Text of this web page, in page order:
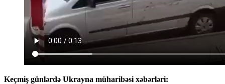
Keçmiş günlərdə Ukrayna müharibəsi xəbərləri: